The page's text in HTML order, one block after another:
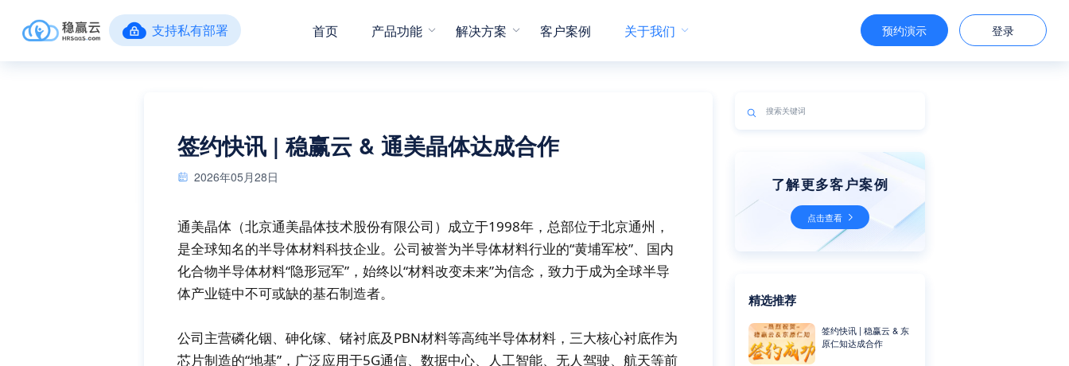
支持私有部署 首页 产品功能 解决方案 客户案例 关于我们 预约演示 登录
签约快讯 | 稳赢云 & 通美晶体达成合作
2026年05月28日
通美晶体（北京通美晶体技术股份有限公司）成立于1998年，总部位于北京通州，
是全球知名的半导体材料科技企业。公司被誉为半导体材料行业的“黄埔军校”、国内
化合物半导体材料“隐形冠军”，始终以“材料改变未来”为信念，致力于成为全球半导
体产业链中不可或缺的基石制造者。
公司主营磷化铟、砷化镓、锗衬底及PBN材料等高纯半导体材料，三大核心衬底作为
芯片制造的“地基”，广泛应用于5G通信、数据中心、人工智能、无人驾驶、航天等前
了解更多客户案例
点击查看
精选推荐
签约快讯 | 稳赢云 & 东
原仁知达成合作